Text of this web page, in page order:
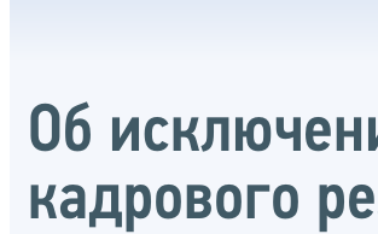
Об
кадрового